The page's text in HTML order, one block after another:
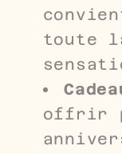
toute
offrir